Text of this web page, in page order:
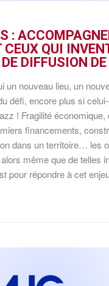
:
CEUX QUI
DIFFUSION
un nouveau lieu, un
défi, encore plus si
! Fragilité économique,
financements,
dans un territoire… les
même que de telles
pour répondre à cet